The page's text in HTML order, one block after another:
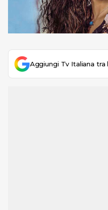
Aggiungi Tv Italiana